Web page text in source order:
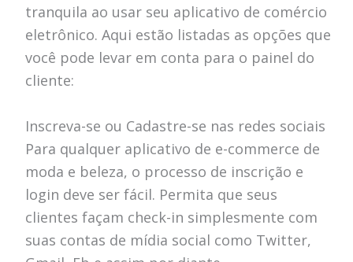
tranquila ao usar seu aplicativo de comércio
eletrônico. Aqui estão listadas as opções que
você pode levar em conta para o painel do
cliente:
Inscreva-se ou Cadastre-se nas redes sociais
Para qualquer aplicativo de e-commerce de
moda e beleza, o processo de inscrição e
login deve ser fácil. Permita que seus
clientes façam check-in simplesmente com
suas contas de mídia social como Twitter,